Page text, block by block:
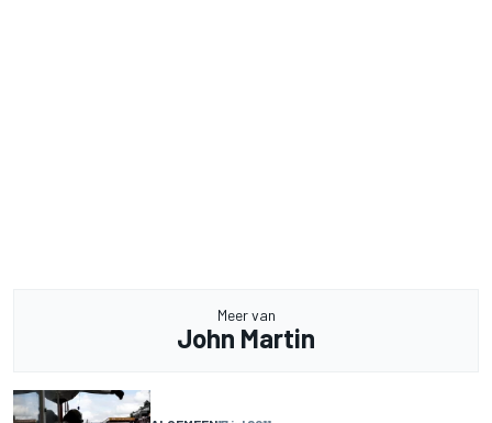
Meer van
John Martin